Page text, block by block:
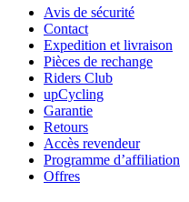
Avis de sécurité
Contact
Expedition et livraison
Pièces de rechange
Riders Club
upCycling
Garantie
Retours
Accès revendeur
Programme d’affiliation
Offres